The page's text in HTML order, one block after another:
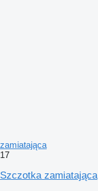
zamiatająca
17
Szczotka zamiatająca